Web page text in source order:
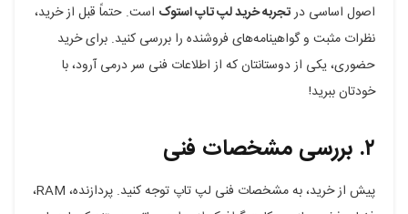
اصول اساسی درتجربه خرید لپ تاپ استوک است. حتماً قبل از خرید،
نظرات مثبت و گواهینامه‌های فروشنده را بررسی کنید. برای خرید
حضوری، یکی از دوستانتان که از اطلاعات فنی سر درمی آرود، با
خودتان ببرید!
۲. بررسی مشخصات فنی
پیش از خرید، به مشخصات فنی لپ تاپ توجه کنید. پردازنده، RAM،